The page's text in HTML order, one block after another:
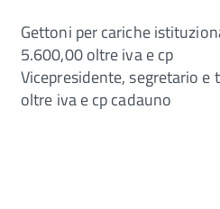
Gettoni per cariche
5.600,00 oltre iva e cp
Vicepresidente, segretario
oltre iva e cp cadauno